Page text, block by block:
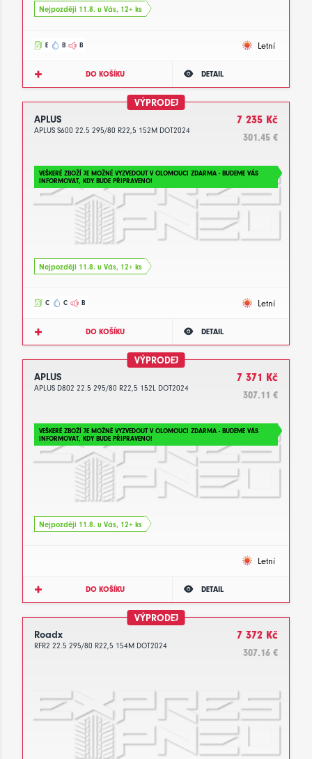
Nejpozději 11.8. u Vás, 12+ ks
E B B Letní
DO KOŠÍKU DETAIL
VÝPRODEJ
APLUS
APLUS S600 22.5 295/80 R22,5 152M DOT2024
7 235 Kč
301.45 €
VEŠKERÉ ZBOŽÍ JE MOŽNÉ VYZVEDOUT V OLOMOUCI ZDARMA - BUDEME VÁS
INFORMOVAT, KDY BUDE PŘIPRAVENO!
Nejpozději 11.8. u Vás, 12+ ks
C C B Letní
DO KOŠÍKU DETAIL
VÝPRODEJ
APLUS
APLUS D802 22.5 295/80 R22,5 152L DOT2024
7 371 Kč
307.11 €
VEŠKERÉ ZBOŽÍ JE MOŽNÉ VYZVEDOUT V OLOMOUCI ZDARMA - BUDEME VÁS
INFORMOVAT, KDY BUDE PŘIPRAVENO!
Nejpozději 11.8. u Vás, 12+ ks
Letní
DO KOŠÍKU DETAIL
VÝPRODEJ
Roadx
RFR2 22.5 295/80 R22,5 154M DOT2024
7 372 Kč
307.16 €